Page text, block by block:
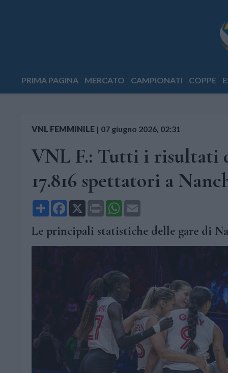
PRIMA PAGINA MERCATO CAMPIONATI COPPE
VNL FEMMINILE | 07 giugno 2026, 02:31
VNL F.: Tutti i risultati
17.816 spettatori a
Share Facebook
X Print WhatsApp
Le principali statistiche delle gare di